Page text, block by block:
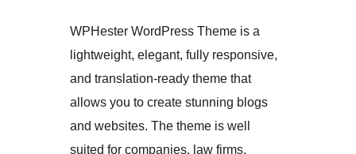
WPHester WordPress Theme is a
lightweight, elegant, fully responsive,
and translation-ready theme that
allows you to create stunning blogs
and websites. The theme is well
suited for companies, law firms,